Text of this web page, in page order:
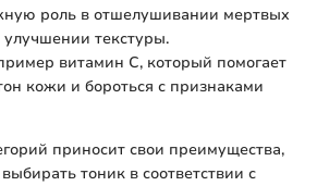
роль в отшелушивании мертвых
текстуры.
витамин C, который помогает
кожи и бороться с признаками
приносит свои преимущества,
тоник в соответствии с